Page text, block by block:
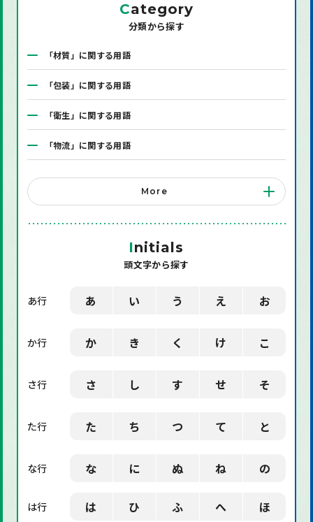
Category
分類から探す
「材質」に関する用語
「包装」に関する用語
「衛生」に関する用語
「物流」に関する用語
「システム」に関する用語
「店舗備品」に関する用語
「環境」に関する用語
「業界用語」に関する用語
More
Initials
頭文字から探す
あ行 あ い う え お
か行 か き く け こ
さ行 さ し す せ そ
た行 た ち つ て と
な行 な に ぬ ね の
は行 は ひ ふ へ ほ